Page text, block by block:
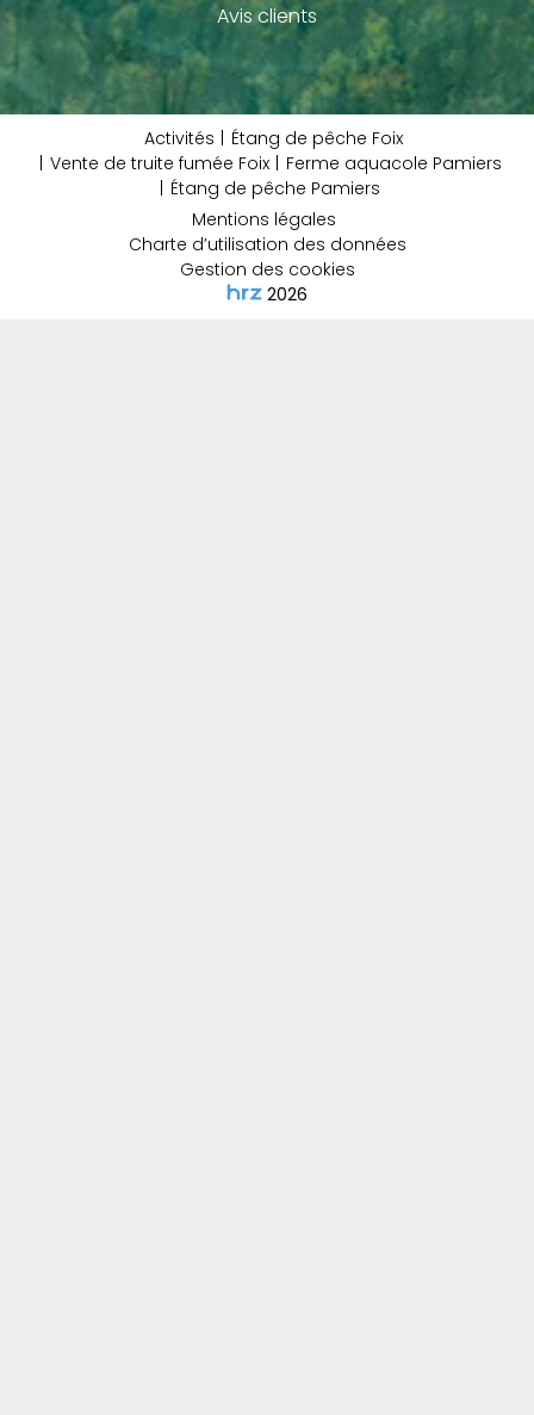
Avis clients
Activités
Étang de pêche Foix
Vente de truite fumée Foix
Ferme aquacole Pamiers
Étang de pêche Pamiers
Mentions légales
Charte d’utilisation des données
Gestion des cookies
2026